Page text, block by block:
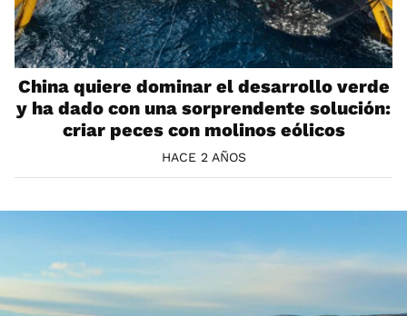
China quiere dominar el desarrollo verde
y ha dado con una sorprendente solución:
criar peces con molinos eólicos
HACE 2 AÑOS